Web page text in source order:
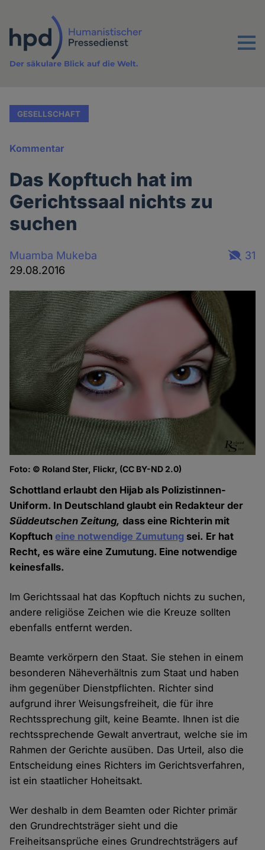
Inhalt
Menu
Der säkulare Blick auf die Welt.
GESELLSCHAFT
Kommentar
Das Kopftuch hat im
Gerichtssaal nichts zu
suchen
Muamba Mukeba
29.08.2016
31
Foto: © Roland Ster, Flickr, (CC BY-ND 2.0)
Schottland erlaubt den Hijab als Polizistinnen-
Uniform. In Deutschland glaubt ein Redakteur der
Süddeutschen Zeitung, dass eine Richterin mit
Kopftucheine notwendige Zumutung sei. Er hat
Recht, es wäre eine Zumutung. Eine notwendige
keinesfalls.
Im Gerichtssaal hat das Kopftuch nichts zu suchen,
andere religiöse Zeichen wie die Kreuze sollten
ebenfalls entfernt werden.
Beamte verkörpern den Staat. Sie stehen in einem
besonderen Näheverhältnis zum Staat und haben
ihm gegenüber Dienstpflichten. Richter sind
aufgrund ihrer Weisungsfreiheit, die für ihre
Rechtssprechung gilt, keine Beamte. Ihnen ist die
rechtssprechende Gewalt anvertraut, welche sie im
Rahmen der Gerichte ausüben. Das Urteil, also die
Entscheidung eines Richters im Gerichtsverfahren,
ist ein staatlicher Hoheitsakt.
Wer deshalb in dem Beamten oder Richter primär
den Grundrechtsträger sieht und die
Freiheitsansprüche eines Grundrechtsträgers auf